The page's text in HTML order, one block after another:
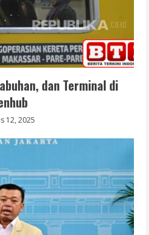
dan Terminal di
12, 2025